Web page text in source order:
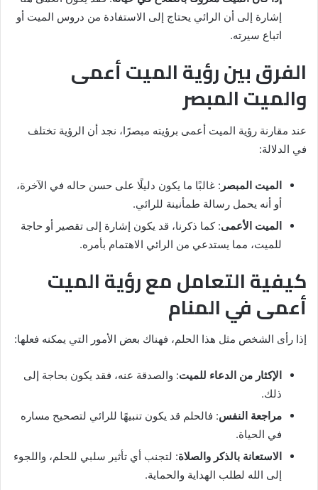
إشارة إلى أن الرائي يحتاج إلى الاستفادة من دروس الميت أو
اتباع سيرته.
الفرق بين رؤية الميت أعمى
والميت المبصر
عند مقارنة رؤية الميت أعمى برؤيته مبصرًا، نجد أن الرؤية تختلف
في الدلالة:
الميت المبصر : غالبًا ما يكون دليلًا على حسن حاله في الآخرة،
أو أنه يحمل رسالة طمأنينة للرائي.
الميت الأعمى: كما ذكرنا، قد يكون إشارة إلى تقصير أو حاجة
للميت، مما يستدعي من الرائي الاهتمام بأمره.
كيفية التعامل مع رؤية الميت
أعمى في المنام
إذا رأى الشخص مثل هذا الحلم، فهناك بعض الأمور التي يمكنه فعلها:
الإكثار من الدعاء للميت: والصدقة عنه، فقد يكون بحاجة إلى
ذلك.
مراجعة النفس: فالحلم قد يكون تنبيهًا للرائي لتصحيح مساره
في الحياة.
الاستعانة بالذكر والصلاة: لتجنب أي تأثير سلبي للحلم، واللجوء
إلى الله لطلب الهداية والحماية.